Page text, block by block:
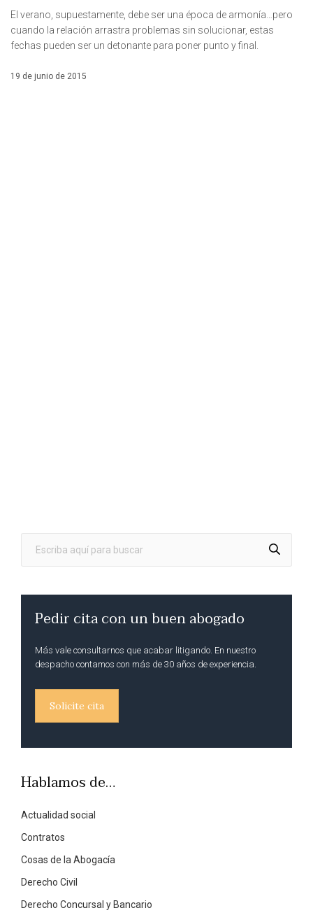
El verano, supuestamente, debe ser una época de armonía…pero
cuando la relación arrastra problemas sin solucionar, estas
fechas pueden ser un detonante para poner punto y final.
19 de junio de 2015
Pedir cita con un buen abogado
Más vale consultarnos que acabar litigando. En nuestro
despacho contamos con más de 30 años de experiencia.
Solicite cita
Hablamos de…
Actualidad social
Contratos
Cosas de la Abogacía
Derecho Civil
Derecho Concursal y Bancario